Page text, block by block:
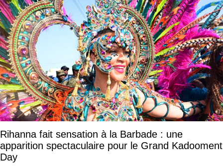
Rihanna fait sensation à la Barbade : une
apparition spectaculaire pour le Grand Kadooment
Day